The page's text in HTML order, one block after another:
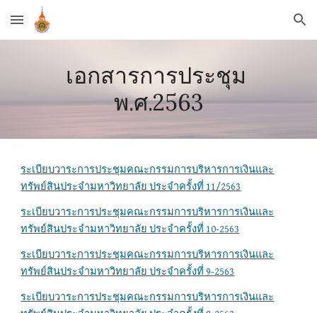
Skip to main content Skip to navigation
เอกสารการประชุม
พ.ศ.2563
ระเบียบวาระการประชุมคณะกรรมการบริหารการเงินและ
ทรัพย์สินประจำมหาวิทยาลัย ประจำครั้งที่ 11/2563
ระเบียบวาระการประชุมคณะกรรมการบริหารการเงินและ
ทรัพย์สินประจำมหาวิทยาลัย ประจำครั้งที่ 10-2563
ระเบียบวาระการประชุมคณะกรรมการบริหารการเงินและ
ทรัพย์สินประจำมหาวิทยาลัย ประจำครั้งที่ 9-2563
ระเบียบวาระการประชุมคณะกรรมการบริหารการเงินและ